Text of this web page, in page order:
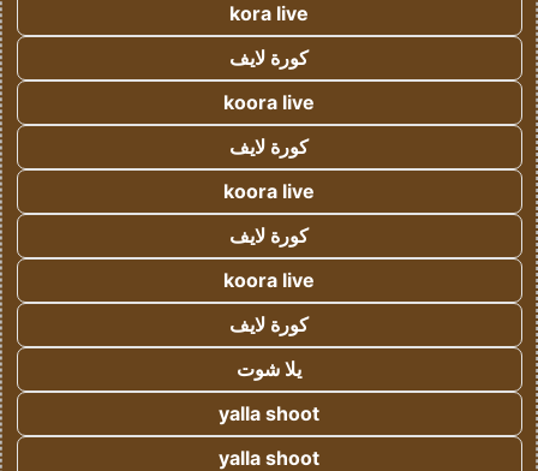
kora live
كورة لايف
koora live
كورة لايف
koora live
كورة لايف
koora live
كورة لايف
يلا شوت
yalla shoot
yalla shoot